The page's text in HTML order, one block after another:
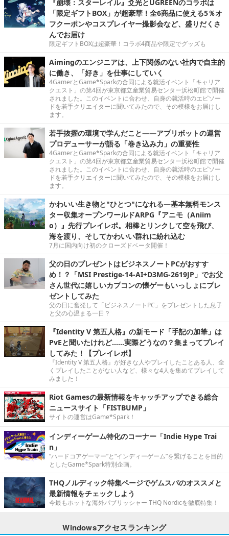
『崩壊：スターレイル』爻光とUGREENのコラボは
「限定ギフトBOX」が超豪華！全6商品に使える5％オ
フクーポンやコスプレイヤー撮影会など、盛りだくさ
んでお届け
限定ギフトBOXは超豪華！コラボ4商品や限定でグッズも
Aimingのエンジニアは、上下関係のない社内で自主的
に働き、「好き」を仕事にしていく
4GamerとGame*Sparkの合同による就活イベント「キャリア
クエスト」の第4回が東京都立産業貿易センター浜松町館で開催
されました。このイベントに合わせ、自身の就活時のエピソー
ドを若手クリエイターに聞いてみたので、その模様をお届けし
ます。
若手抜擢の環境で学んだこと――アプリボットの運営
プロデューサーが語る「巻き込み力」の重要性
4GamerとGame*Sparkの合同による就活イベント「キャリア
クエスト」の第4回が東京都立産業貿易センター浜松町館で開催
されました。このイベントに合わせ、自身の就活時のエピソー
ドを若手クリエイターに聞いてみたので、その模様をお届けし
ます。
かわいい生き物と"ひとつ"になれる―基本無料モンス
ター収集オープンワールドARPG『アニモ（Aniim
o）』先行プレイレポ。相棒とリンクして空を飛び、
海を渡り、そしてかわいい群れに紛れ込む
7月に国内向け初のクローズドベータ開催！
父の日のプレゼントはビジネスノートPCがおすす
め！？「MSI Prestige-14-AI+D3MG-2619JP」でお父
さん世代に嬉しいカプコンの懐ゲーもいっしょにプレ
ゼントしてみた
父の日に奮発して「ビジネスノートPC」をプレゼントした息子
と父の心温まる一日？
『Identity V 第五人格』の新モード「手記の加筆」は
PvEと聞いたけれど……実際どうなの？集まってプレイ
してみた！【プレイレポ】
『Identity V 第五人格』が好きな人やプレイしたことある人、全
くプレイしたことがない人など、様々な4人を集めてプレイして
みました！
Riot Gamesの最新情報をキャッチアップできる総合
ニュースサイト「FISTBUMP」
サイトの運営はGame*Spark！
インディーゲーム特化のコーナー「Indie Hype Trai
n」
“ハードコアゲーマー”と“インディーゲーム”を繋げることを目的
としたGame*Spark特別企画。
THQノルディック特集ページでゲムスパのオススメと
最新情報をチェックしよう
今最もホットな海外パブリッシャー THQ Nordicを徹底特集！
Windowsアクセスランキング